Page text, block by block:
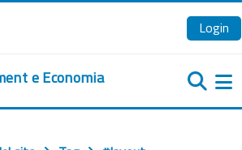
Login
e Economia